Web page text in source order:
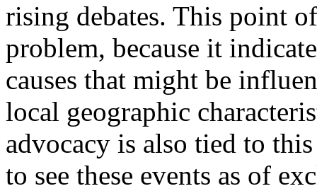
rising debates. This point
problem, because it
causes that might be
local geographic
advocacy is also tied to
to see these events as of